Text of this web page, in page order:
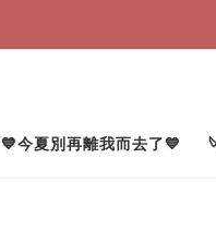
💙今夏別再離我而去了💙